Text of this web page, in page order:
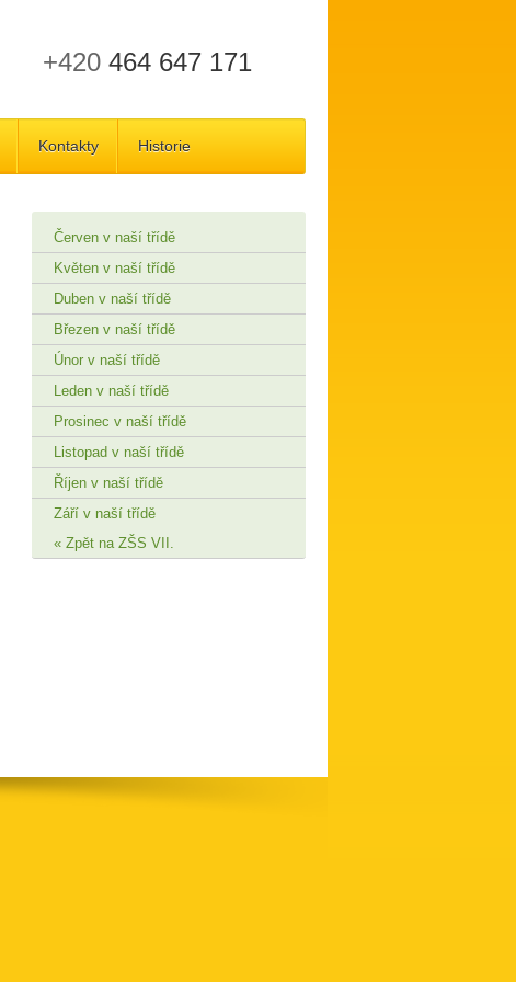
+420 464 647 171
Kontakty Historie
Červen v naší třídě
Květen v naší třídě
Duben v naší třídě
Březen v naší třídě
Únor v naší třídě
Leden v naší třídě
Prosinec v naší třídě
Listopad v naší třídě
Říjen v naší třídě
Září v naší třídě
Zpět na ZŠS VII.